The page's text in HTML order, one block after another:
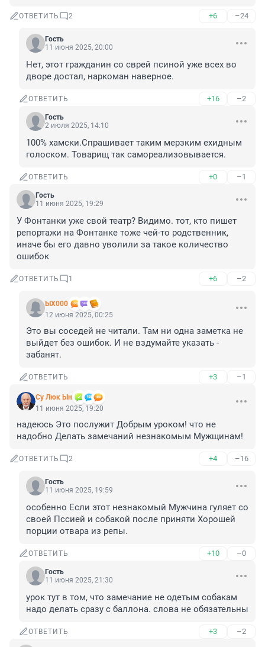
ОТВЕТИТЬ 2 +6 –24
Гость
11 июня 2025, 20:00
Нет, этот гражданин со сврей псиной уже всех во
дворе достал, наркоман наверное.
ОТВЕТИТЬ +16 –2
Гость
2 июля 2025, 14:10
100% хамски.Спрашивает таким мерзким ехидным
голоском. Товарищ так самореализовывается.
ОТВЕТИТЬ +0 –1
Гость
11 июня 2025, 19:29
У Фонтанки уже свой театр? Видимо. тот, кто пишет
репортажи на Фонтанке тоже чей-то родственник,
иначе бы его давно уволили за такое количество
ошибок
ОТВЕТИТЬ 1 +6 –2
ЫХ000
12 июня 2025, 00:25
Это вы соседей не читали. Там ни одна заметка не
выйдет без ошибок. И не вздумайте указать -
забанят.
ОТВЕТИТЬ +3 –1
Су Люк Ын
11 июня 2025, 19:20
надеюсь Это послужит Добрым уроком! что не
надобно Делать замечаний незнакомым Мужщинам!
ОТВЕТИТЬ 2 +4 –16
Гость
11 июня 2025, 19:59
особенно Если этот незнакомый Мужчина гуляет со
своей Пссией и собакой после приняти Хорошей
порции отвара из репы.
ОТВЕТИТЬ +10 –0
Гость
11 июня 2025, 21:30
урок тут в том, что замечание не одетым собакам
надо делать сразу с баллона. слова не обязательны
ОТВЕТИТЬ +3 –2